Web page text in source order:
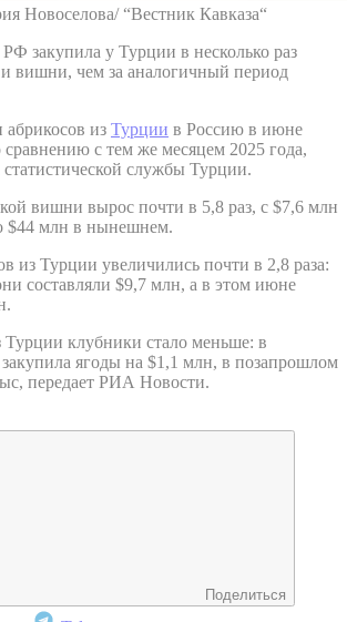
Новоселова/ “Вестник Кавказа“
закупила у Турции в несколько раз
вишни, чем за аналогичный период
из Турции в Россию в июне
с тем же месяцем 2025 года,
службы Турции.
вишни вырос почти в 5,8 раз, с $7,6 млн
$44 млн в нынешнем.
из Турции увеличились почти в 2,8 раза:
составляли $9,7 млн, а в этом июне
клубники стало меньше: в
ягоды на $1,1 млн, в позапрошлом
передает РИА Новости.
Поделиться